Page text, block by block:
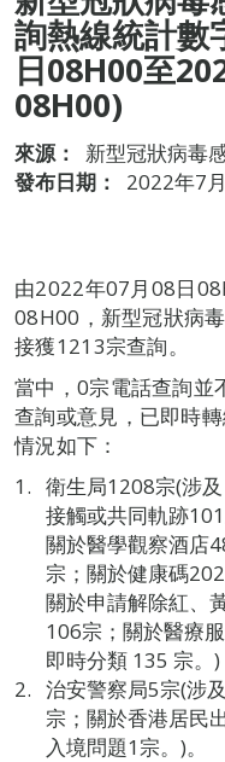
詢熱線統計數
日08H00至
08H00)
來源：
新型冠狀病毒
發布日期：
2022年7
由2022年07月08日
08H00，新型冠狀病
接獲1213宗查詢。
當中，0宗電話查詢並
查詢或意見，已即時
情況如下：
衛生局1208宗(涉
接觸或共同軌跡
關於醫學觀察酒店
宗；關於健康碼
關於申請解除紅、
106宗；關於醫療
即時分類 135 宗。)
治安警察局5宗(涉
宗；關於香港居民
入境問題1宗。)。